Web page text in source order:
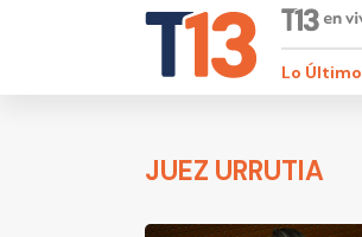
Lo Último
JUEZ URRUTIA